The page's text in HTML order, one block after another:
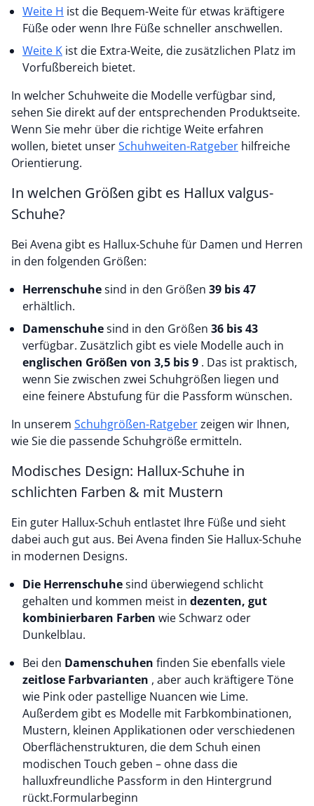
Weite H
Füße oder wenn Ihre Füße schneller anschwellen.
Weite K
Vorfußbereich bietet.
In welcher Schuhweite die Modelle verfügbar sind,
sehen Sie direkt auf der entsprechenden Produktseite.
Wenn Sie mehr über die richtige Weite erfahren
wollen, bietet unserSchuhweiten-Ratgeber hilfreiche
Orientierung.
In welchen Größen gibt es Hallux valgus-
Schuhe?
Bei Avena gibt es Hallux-Schuhe für Damen und Herren
in den folgenden Größen:
Herrenschuhesind in den Größen 39 bis 47
erhältlich.
Damenschuhesind in den Größen 36 bis 43
verfügbar. Zusätzlich gibt es viele Modelle auch in
englischen Größen von 3,5 bis 9 . Das ist praktisch,
wenn Sie zwischen zwei Schuhgrößen liegen und
eine feinere Abstufung für die Passform wünschen.
In unserem Schuhgrößen-Ratgeber
wie Sie die passende Schuhgröße ermitteln.
Modisches Design: Hallux-Schuhe in
schlichten Farben & mit Mustern
Ein guter Hallux-Schuh entlastet Ihre Füße und sieht
dabei auch gut aus. Bei Avena finden Sie Hallux-Schuhe
in modernen Designs.
Die Herrenschuhe
gehalten und kommen meist in dezenten, gut
kombinierbaren Farben wie Schwarz oder
Dunkelblau.
Bei den Damenschuhen finden Sie ebenfalls viele
zeitlose Farbvarianten , aber auch kräftigere Töne
wie Pink oder pastellige Nuancen wie Lime.
Außerdem gibt es Modelle mit Farbkombinationen,
Mustern, kleinen Applikationen oder verschiedenen
Oberflächenstrukturen, die dem Schuh einen
modischen Touch geben – ohne dass die
halluxfreundliche Passform in den Hintergrund
rückt.Formularbeginn